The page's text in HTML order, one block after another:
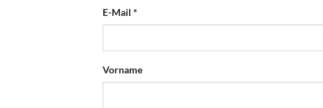
E-Mail *
E-
Mail
Vorname